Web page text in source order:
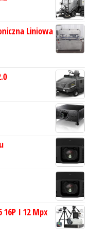
Liniowa
16P I 12 Mpx